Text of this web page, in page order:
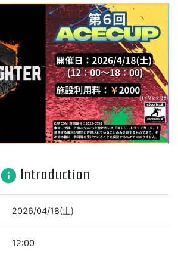
info Introduction
2026/04/18(土)
12:00